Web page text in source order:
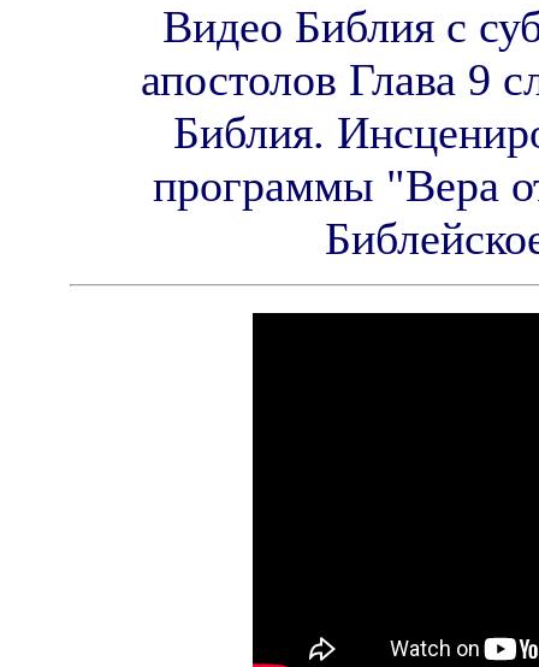
Видео Библия с
апостолов Глава 9
Библия.
программы "Вера